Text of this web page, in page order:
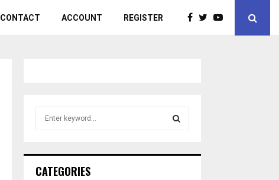
CONTACT ACCOUNT REGISTER
h
CATEGORIES